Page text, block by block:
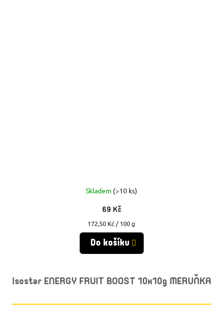
Skladem (>10 ks)
69 Kč
Měrná
cena:
172,50 Kč / 100 g
Do košíku
Isostar ENERGY FRUIT BOOST 10x10g MERUŇKA